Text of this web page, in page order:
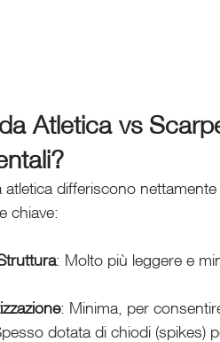
Atletica vs
atletica differiscono
chiave:
: Molto più leggere e
: Minima, per
dotata di chiodi (spikes)